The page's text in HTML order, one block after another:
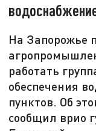
На Запорожье
работать
обеспечения
пунктов. Об
сообщил врио